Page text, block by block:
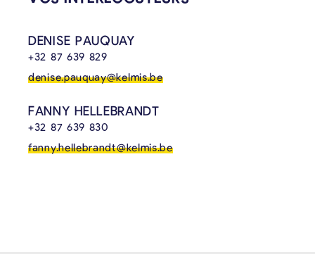
DENISE PAUQUAY
+32 87 639 829
denise.pauquay@kelmis.be
FANNY HELLEBRANDT
+32 87 639 830
fanny.hellebrandt@kelmis.be